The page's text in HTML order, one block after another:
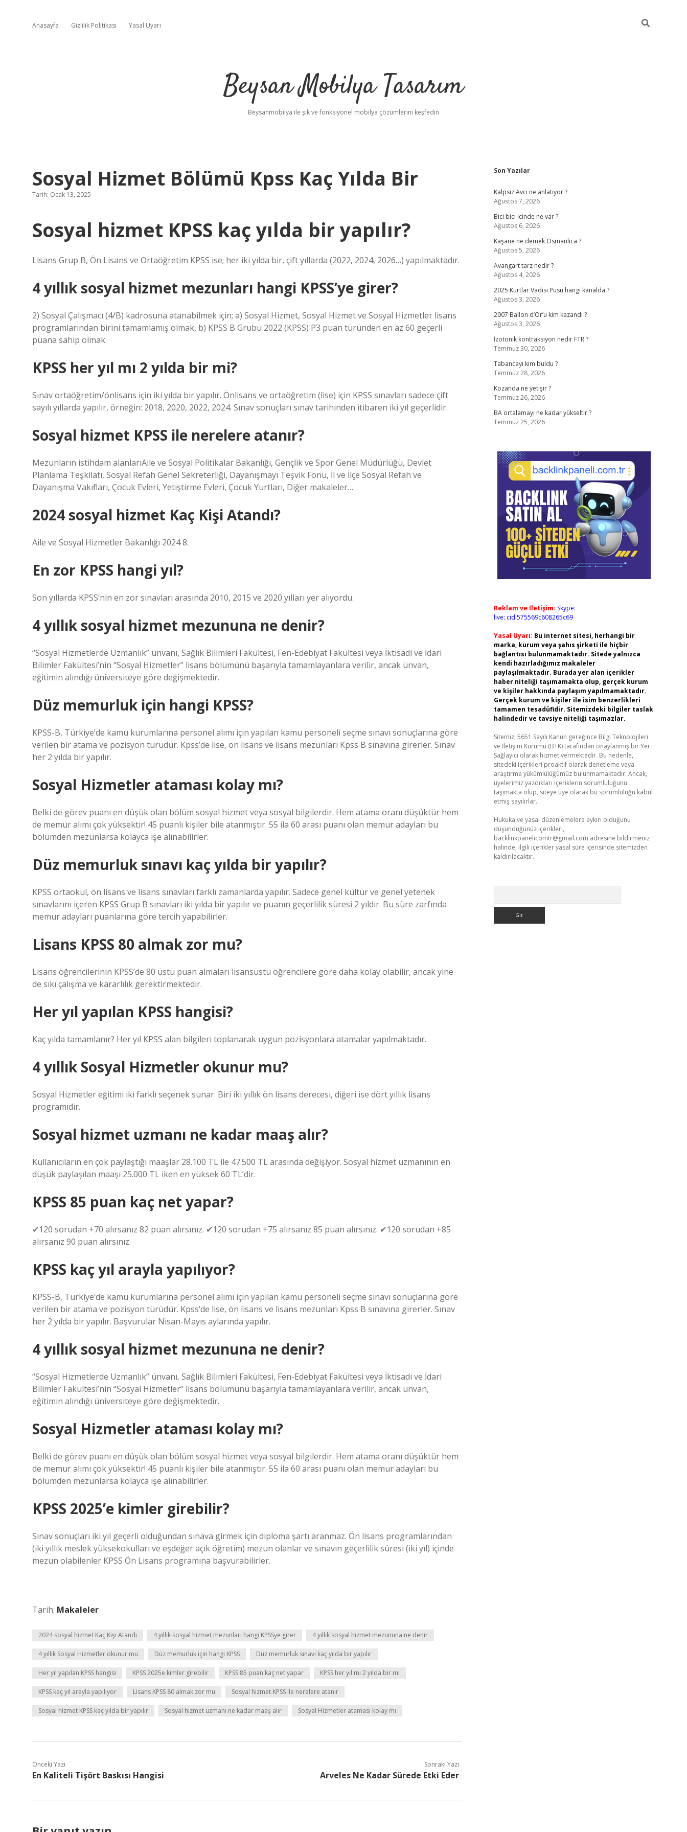
Anasayfa Gizlilik Politikası Yasal Uyarı
Beysan Mobilya Tasarım
Beysanmobilya ile şık ve fonksiyonel mobilya çözümlerini keşfedin
Sosyal Hizmet Bölümü Kpss Kaç Yılda Bir
Tarih: Ocak 13, 2025
Sosyal hizmet KPSS kaç yılda bir yapılır?
Lisans Grup B, Ön Lisans ve Ortaöğretim KPSS ise; her iki yılda bir, çift yıllarda (2022, 2024, 2026…) yapılmaktadır.
4 yıllık sosyal hizmet mezunları hangi KPSS’ye girer?
2) Sosyal Çalışmacı (4/B) kadrosuna atanabilmek için; a) Sosyal Hizmet, Sosyal Hizmet ve Sosyal Hizmetler lisans
programlarından birini tamamlamış olmak, b) KPSS B Grubu 2022 (KPSS) P3 puan türünden en az 60 geçerli
puana sahip olmak.
KPSS her yıl mı 2 yılda bir mi?
Sınav ortaöğretim/önlisans için iki yılda bir yapılır. Önlisans ve ortaöğretim (lise) için KPSS sınavları sadece çift
sayılı yıllarda yapılır, örneğin: 2018, 2020, 2022, 2024. Sınav sonuçları sınav tarihinden itibaren iki yıl geçerlidir.
Sosyal hizmet KPSS ile nerelere atanır?
Mezunların istihdam alanlarıAile ve Sosyal Politikalar Bakanlığı, Gençlik ve Spor Genel Müdürlüğü, Devlet
Planlama Teşkilatı, Sosyal Refah Genel Sekreterliği, Dayanışmayı Teşvik Fonu, İl ve İlçe Sosyal Refah ve
Dayanışma Vakıfları, Çocuk Evleri, Yetiştirme Evleri, Çocuk Yurtları, Diğer makaleler…
2024 sosyal hizmet Kaç Kişi Atandı?
Aile ve Sosyal Hizmetler Bakanlığı 2024 8.
En zor KPSS hangi yıl?
Son yıllarda KPSS’nin en zor sınavları arasında 2010, 2015 ve 2020 yılları yer alıyordu.
4 yıllık sosyal hizmet mezununa ne denir?
“Sosyal Hizmetlerde Uzmanlık” ünvanı, Sağlık Bilimleri Fakültesi, Fen-Edebiyat Fakültesi veya İktisadi ve İdari
Bilimler Fakültesi’nin “Sosyal Hizmetler” lisans bölümünü başarıyla tamamlayanlara verilir, ancak ünvan,
eğitimin alındığı üniversiteye göre değişmektedir.
Düz memurluk için hangi KPSS?
KPSS-B, Türkiye’de kamu kurumlarına personel alımı için yapılan kamu personeli seçme sınavı sonuçlarına göre
verilen bir atama ve pozisyon türüdür. Kpss’de lise, ön lisans ve lisans mezunları Kpss B sınavına girerler. Sınav
her 2 yılda bir yapılır.
Sosyal Hizmetler ataması kolay mı?
Belki de görev puanı en düşük olan bölüm sosyal hizmet veya sosyal bilgilerdir. Hem atama oranı düşüktür hem
de memur alımı çok yüksektir! 45 puanlı kişiler bile atanmıştır. 55 ila 60 arası puanı olan memur adayları bu
bölümden mezunlarsa kolayca işe alınabilirler.
Düz memurluk sınavı kaç yılda bir yapılır?
KPSS ortaokul, ön lisans ve lisans sınavları farklı zamanlarda yapılır. Sadece genel kültür ve genel yetenek
sınavlarını içeren KPSS Grup B sınavları iki yılda bir yapılır ve puanın geçerlilik süresi 2 yıldır. Bu süre zarfında
memur adayları puanlarına göre tercih yapabilirler.
Lisans KPSS 80 almak zor mu?
Lisans öğrencilerinin KPSS’de 80 üstü puan almaları lisansüstü öğrencilere göre daha kolay olabilir, ancak yine
de sıkı çalışma ve kararlılık gerektirmektedir.
Her yıl yapılan KPSS hangisi?
Kaç yılda tamamlanır? Her yıl KPSS alan bilgileri toplanarak uygun pozisyonlara atamalar yapılmaktadır.
4 yıllık Sosyal Hizmetler okunur mu?
Sosyal Hizmetler eğitimi iki farklı seçenek sunar. Biri iki yıllık ön lisans derecesi, diğeri ise dört yıllık lisans
programıdır.
Sosyal hizmet uzmanı ne kadar maaş alır?
Kullanıcıların en çok paylaştığı maaşlar 28.100 TL ile 47.500 TL arasında değişiyor. Sosyal hizmet uzmanının en
düşük paylaşılan maaşı 25.000 TL iken en yüksek 60 TL’dir.
KPSS 85 puan kaç net yapar?
✔120 sorudan +70 alırsanız 82 puan alırsınız. ✔120 sorudan +75 alırsanız 85 puan alırsınız. ✔120 sorudan +85
alırsanız 90 puan alırsınız.
KPSS kaç yıl arayla yapılıyor?
KPSS-B, Türkiye’de kamu kurumlarına personel alımı için yapılan kamu personeli seçme sınavı sonuçlarına göre
verilen bir atama ve pozisyon türüdür. Kpss’de lise, ön lisans ve lisans mezunları Kpss B sınavına girerler. Sınav
her 2 yılda bir yapılır. Başvurular Nisan-Mayıs aylarında yapılır.
4 yıllık sosyal hizmet mezununa ne denir?
“Sosyal Hizmetlerde Uzmanlık” ünvanı, Sağlık Bilimleri Fakültesi, Fen-Edebiyat Fakültesi veya İktisadi ve İdari
Bilimler Fakültesi’nin “Sosyal Hizmetler” lisans bölümünü başarıyla tamamlayanlara verilir, ancak ünvan,
eğitimin alındığı üniversiteye göre değişmektedir.
Sosyal Hizmetler ataması kolay mı?
Belki de görev puanı en düşük olan bölüm sosyal hizmet veya sosyal bilgilerdir. Hem atama oranı düşüktür hem
de memur alımı çok yüksektir! 45 puanlı kişiler bile atanmıştır. 55 ila 60 arası puanı olan memur adayları bu
bölümden mezunlarsa kolayca işe alınabilirler.
KPSS 2025’e kimler girebilir?
Sınav sonuçları iki yıl geçerli olduğundan sınava girmek için diploma şartı aranmaz. Ön lisans programlarından
(iki yıllık meslek yüksekokulları ve eşdeğer açık öğretim) mezun olanlar ve sınavın geçerlilik süresi (iki yıl) içinde
mezun olabilenler KPSS Ön Lisans programına başvurabilirler.
Tarih: Makaleler
2024 sosyal hizmet Kaç Kişi Atandı 4 yıllık sosyal hizmet mezunları hangi KPSSye girer 4 yıllık sosyal hizmet mezununa ne denir
4 yıllık Sosyal Hizmetler okunur mu Düz memurluk için hangi KPSS Düz memurluk sınavı kaç yılda bir yapılır
Her yıl yapılan KPSS hangisi KPSS 2025e kimler girebilir KPSS 85 puan kaç net yapar KPSS her yıl mı 2 yılda bir mi
KPSS kaç yıl arayla yapılıyor Lisans KPSS 80 almak zor mu Sosyal hizmet KPSS ile nerelere atanır
Sosyal hizmet KPSS kaç yılda bir yapılır Sosyal hizmet uzmanı ne kadar maaş alır Sosyal Hizmetler ataması kolay mı
Önceki Yazı
En Kaliteli Tişört Baskısı Hangisi
Sonraki Yazı
Arveles Ne Kadar Sürede Etki Eder
Sidebar
Son Yazılar
Kalpsiz Avcı ne anlatıyor ?
Ağustos 7, 2026
Bici bici icinde ne var ?
Ağustos 6, 2026
Kaşane ne demek Osmanlıca ?
Ağustos 5, 2026
Avangart tarz nedir ?
Ağustos 4, 2026
2025 Kurtlar Vadisi Pusu hangi kanalda ?
Ağustos 3, 2026
2007 Ballon d’Or’u kim kazandı ?
Ağustos 3, 2026
İzotonik kontraksiyon nedir FTR ?
Temmuz 30, 2026
Tabancayı kim buldu ?
Temmuz 28, 2026
Kozanda ne yetişir ?
Temmuz 26, 2026
BA ortalamayı ne kadar yükseltir ?
Temmuz 25, 2026
Reklam ve İletişim: Skype:
live:.cid.575569c608265c69
Yasal Uyarı: Bu internet sitesi, herhangi bir
marka, kurum veya şahıs şirketi ile hiçbir
bağlantısı bulunmamaktadır. Sitede yalnızca
kendi hazırladığımız makaleler
paylaşılmaktadır. Burada yer alan içerikler
haber niteliği taşımamakta olup, gerçek kurum
ve kişiler hakkında paylaşım yapılmamaktadır.
Gerçek kurum ve kişiler ile isim benzerlikleri
tamamen tesadüfidir. Sitemizdeki bilgiler taslak
halindedir ve tavsiye niteliği taşımazlar.
Sitemiz, 5651 Sayılı Kanun gereğince Bilgi Teknolojileri
ve İletişim Kurumu (BTK) tarafından onaylanmış bir Yer
Sağlayıcı olarak hizmet vermektedir. Bu nedenle,
sitedeki içerikleri proaktif olarak denetleme veya
araştırma yükümlülüğümüz bulunmamaktadır. Ancak,
üyelerimiz yazdıkları içeriklerin sorumluluğunu
taşımakta olup, siteye üye olarak bu sorumluluğu kabul
etmiş sayılırlar.
Hukuka ve yasal düzenlemelere aykırı olduğunu
düşündüğünüz içerikleri,
backlinkpanelicomtr@gmail.com adresine bildirmeniz
halinde, ilgili içerikler yasal süre içerisinde sitemizden
kaldırılacaktır.